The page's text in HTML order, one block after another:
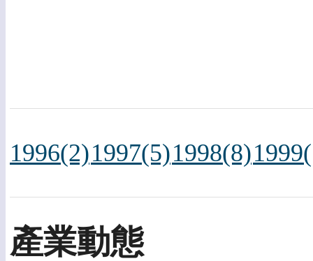
1996(2)1997(5)1998(8)
產業動態